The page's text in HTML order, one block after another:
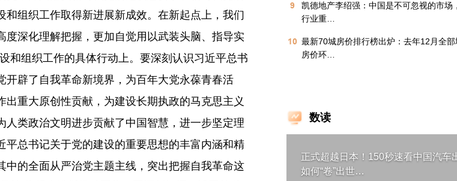
组织工作取得新进展新成效。在新起点上，我们
深化理解把握，更加自觉用以武装头脑、指导实
和组织工作的具体行动上。要深刻认识习近平总书
辟了自我革命新境界，为百年大党永葆青春活
重大原创性贡献，为建设长期执政的马克思主义
类政治文明进步贡献了中国智慧，进一步坚定理
总书记关于党的建设的重要思想的丰富内涵和精
的全面从严治党主题主线，突出把握自我革命这
9
凯德地产李绍强：中国是不可忽视的市场
行业重…
10 最新70城房价排行榜出炉：去年12月全
房价环…
数读
正式超越日本！150秒速看中国汽车
如何“卷”出世…